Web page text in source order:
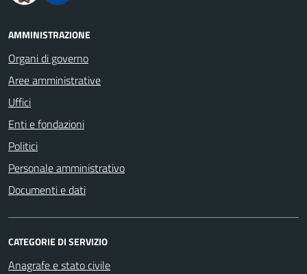
AMMINISTRAZIONE
Organi di governo
Aree amministrative
Uffici
Enti e fondazioni
Politici
Personale amministrativo
Documenti e dati
CATEGORIE DI SERVIZIO
Anagrafe e stato civile